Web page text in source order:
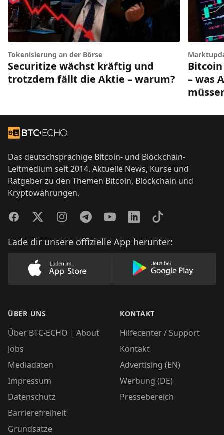
Tokenisierung an der Börse
Securitize wächst kräftig und
trotzdem fällt die Aktie – warum?
– was
Zur Startseite
Das deutschsprachige Bitcoin- und Blockchain-
Leitmedium seit 2014. Aktuelle News, Kurse und
Ratgeber zu den Themen Bitcoin, Blockchain und
Kryptowährungen.
FacebookTwitterInstagramTelegramYouTubeLinkedInTikTok
Lade dir unsere offizielle App herunter:
Lade unsere App im AppStore herunter
Lade unsere
ÜBER UNS
Über BTC-ECHO | About
Jobs
Mediadaten
Impressum
Datenschutz
Barrierefreiheit
Grundsätze
KONTAKT
Hilfecenter / Support
Kontakt
Advertising (EN)
Werbung (DE)
Pressebereich